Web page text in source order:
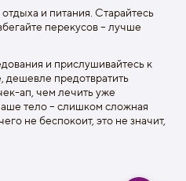
и питания. Старайтесь
перекусов – лучше
и прислушивайтесь к
дешевле предотвратить
ап, чем лечить уже
тело – слишком сложная
не беспокоит, это не значит,